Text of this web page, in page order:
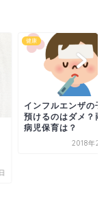
健康
インフルエンザの子
預けるのはダメ？両
病児保育は？
2018年2